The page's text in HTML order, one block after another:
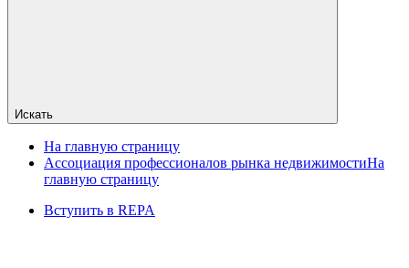
Искать
На главную страницу
Ассоциация профессионалов рынка недвижимостиНа
главную страницу
Вступить в REPA